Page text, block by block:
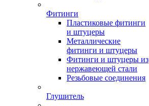
Фитинги
Пластиковые фитинги
и штуцеры
Металлические
фитинги и штуцеры
Фитинги и штуцеры из
нержавеющей стали
Резьбовые соединения
Глушитель